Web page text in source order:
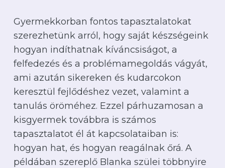
Nincsenek termékek a
kosárban.
Irány a webshop
Gyermekkorban fontos tapasztalatokat
szerezhetünk arról, hogy saját készségeink
hogyan indíthatnak kíváncsiságot, a
felfedezés és a problémamegoldás vágyát,
ami azután sikereken és kudarcokon
keresztül fejlődéshez vezet, valamint a
tanulás öröméhez. Ezzel párhuzamosan a
kisgyermek továbbra is számos
tapasztalatot él át kapcsolataiban is:
hogyan hat, és hogyan reagálnak őrá. A
példában szereplő Blanka szülei többnyire